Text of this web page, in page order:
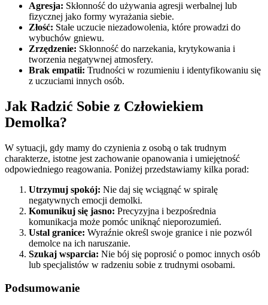
Agresja: Skłonność do używania agresji werbalnej lub
fizycznej jako formy wyrażania siebie.
Złość: Stałe uczucie niezadowolenia, które prowadzi do
wybuchów gniewu.
Zrzędzenie: Skłonność do narzekania, krytykowania i
tworzenia negatywnej atmosfery.
Brak empatii: Trudności w rozumieniu i identyfikowaniu się
z uczuciami innych osób.
Jak Radzić Sobie z Człowiekiem
Demolka?
W sytuacji, gdy mamy do czynienia z osobą o tak trudnym
charakterze, istotne jest zachowanie opanowania i umiejętność
odpowiedniego reagowania. Poniżej przedstawiamy kilka porad:
Utrzymuj spokój: Nie daj się wciągnąć w spiralę
negatywnych emocji demolki.
Komunikuj się jasno: Precyzyjna i bezpośrednia
komunikacja może pomóc uniknąć nieporozumień.
Ustal granice: Wyraźnie określ swoje granice i nie pozwól
demolce na ich naruszanie.
Szukaj wsparcia: Nie bój się poprosić o pomoc innych osób
lub specjalistów w radzeniu sobie z trudnymi osobami.
Podsumowanie